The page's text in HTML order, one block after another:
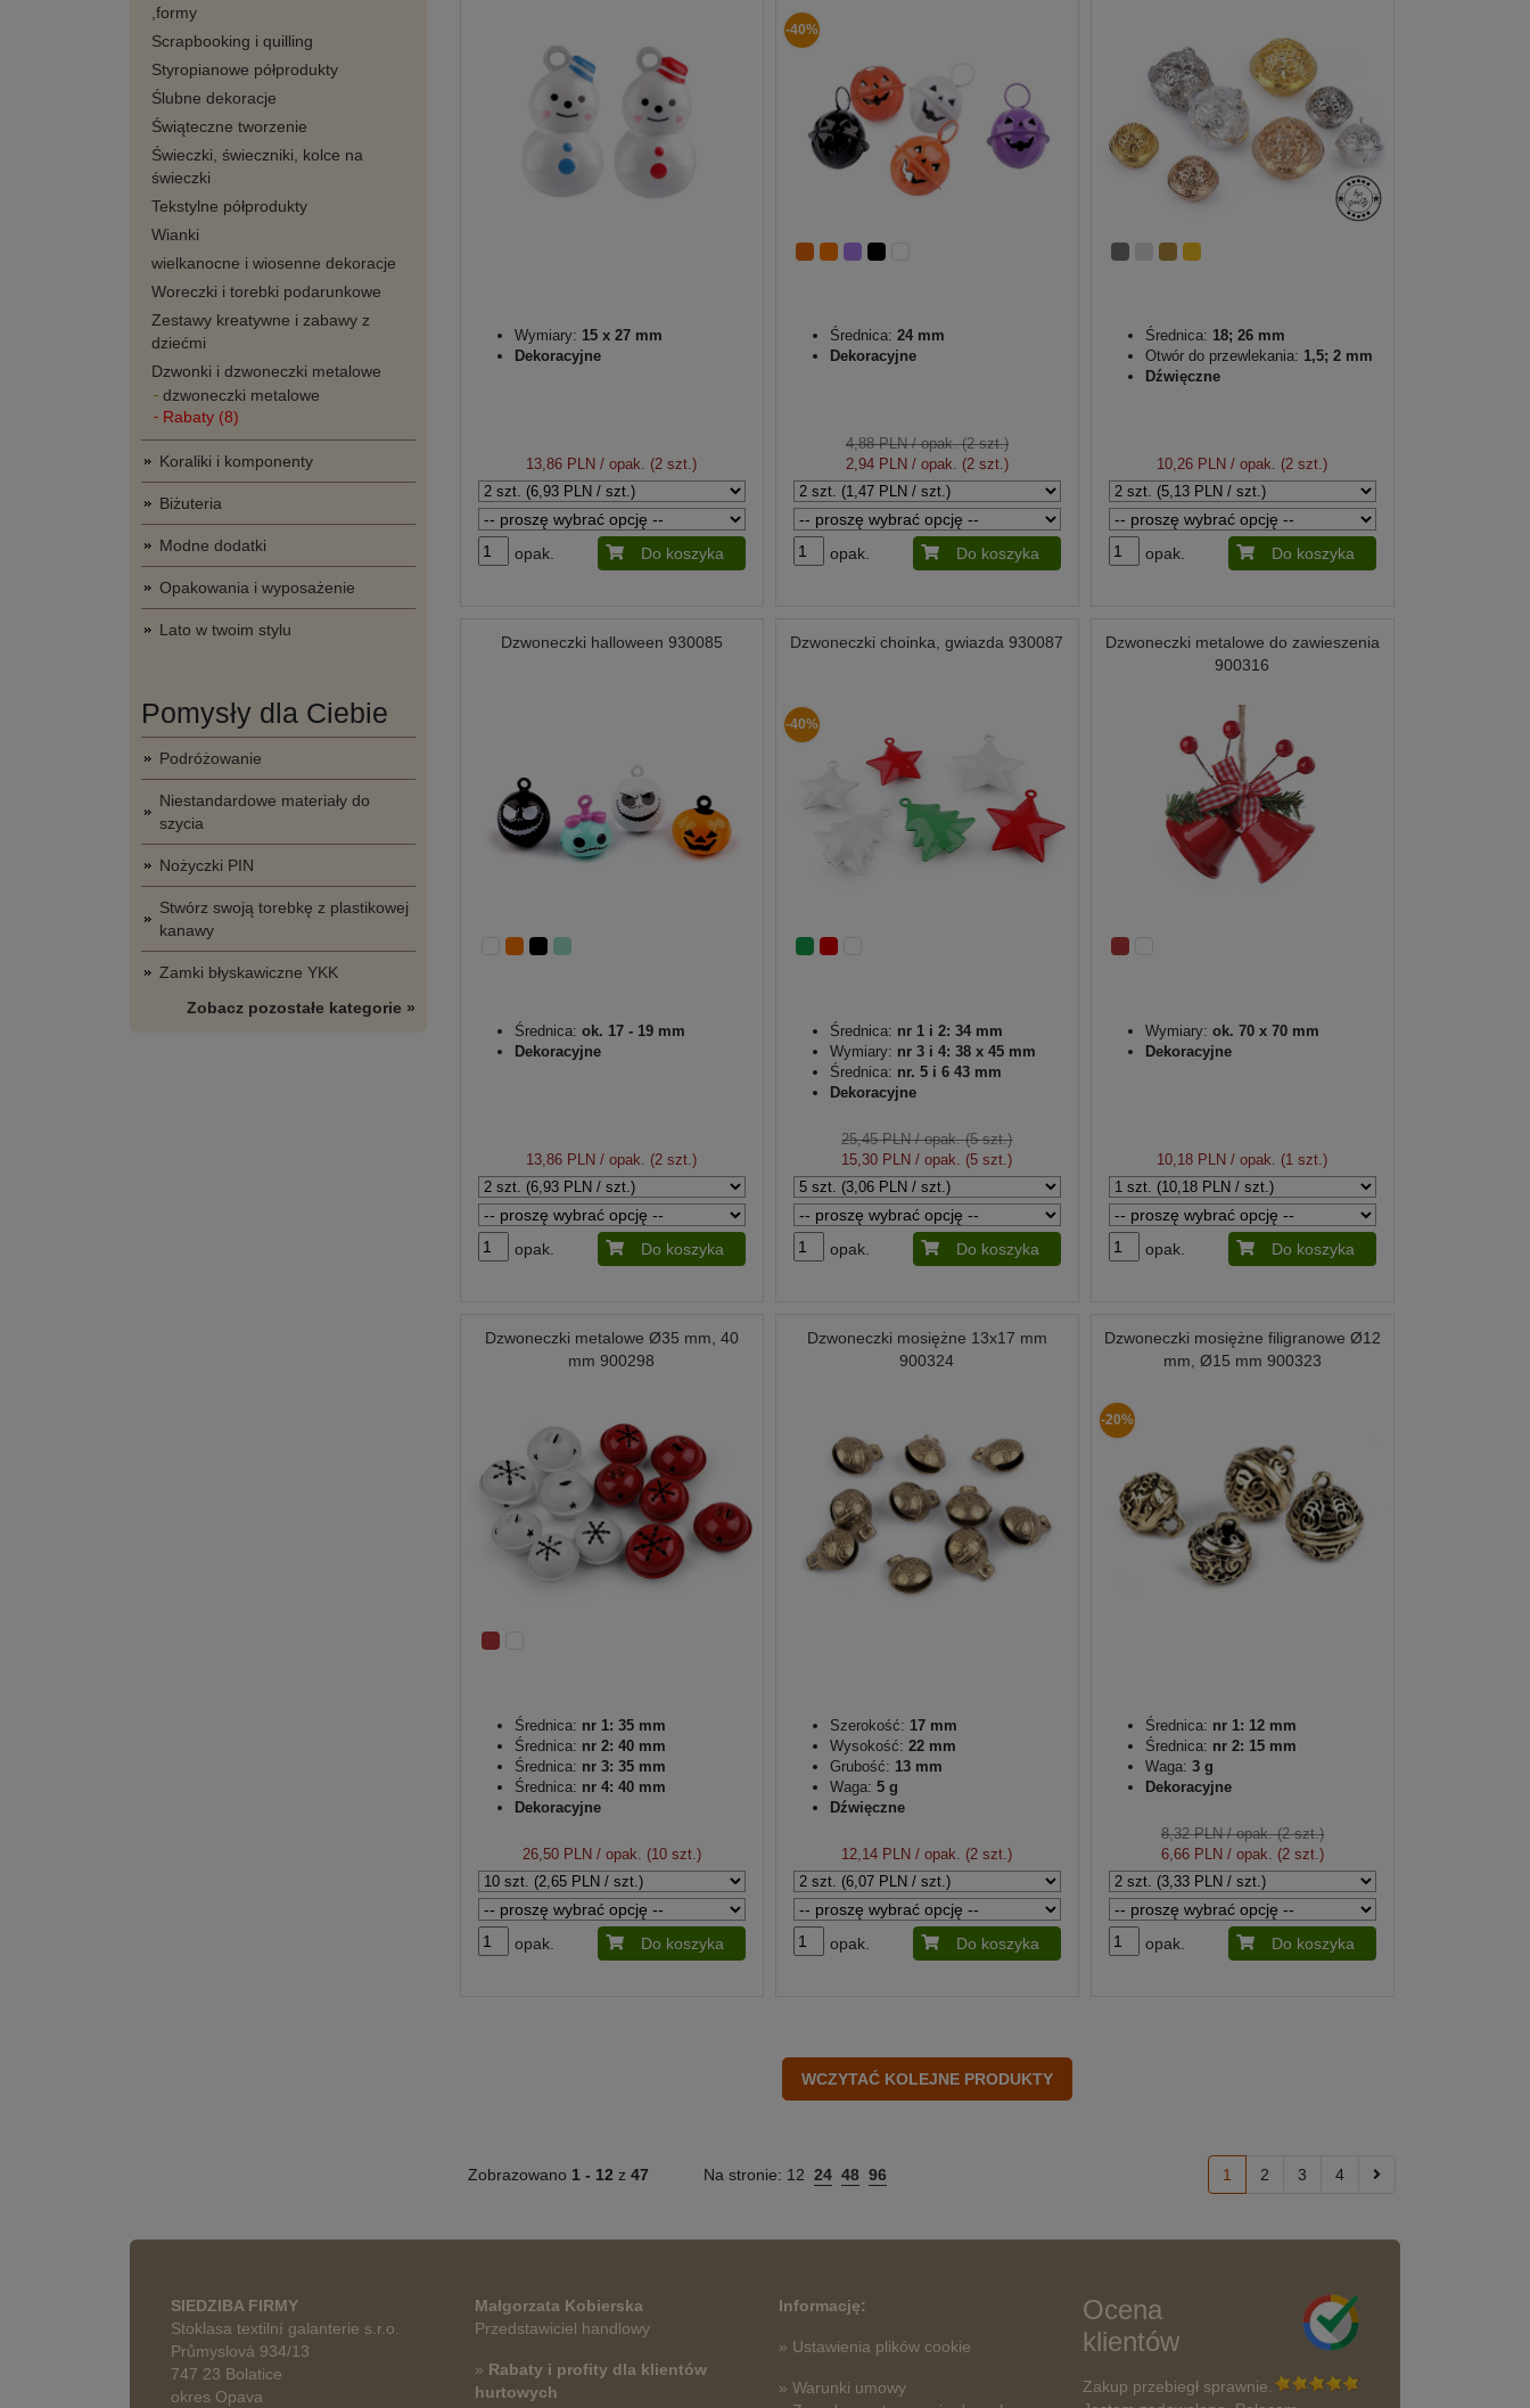
,formy
Scrapbooking i quilling
Styropianowe półprodukty
Ślubne dekoracje
Świąteczne tworzenie
Świeczki, świeczniki, kolce na
świeczki
Tekstylne półprodukty
Wianki
wielkanocne i wiosenne dekoracje
Woreczki i torebki podarunkowe
Zestawy kreatywne i zabawy z
dziećmi
Dzwonki i dzwoneczki metalowe
dzwoneczki metalowe
Rabaty (8)
Koraliki i komponenty
Biżuteria
Modne dodatki
Opakowania i wyposażenie
Lato w twoim stylu
Pomysły dla Ciebie
Podróżowanie
Niestandardowe materiały do
szycia
Nożyczki PIN
Stwórz swoją torebkę z plastikowej
kanawy
Zamki błyskawiczne YKK
Zobacz pozostałe kategorie »
Wymiary: 15 x 27 mm
Dekoracyjne
13,86 PLN / opak. (2 szt.)
opak. Do koszyka
-40%
Średnica: 24 mm
Dekoracyjne
4,88 PLN/ opak. (2 szt.)
2,94 PLN / opak. (2 szt.)
opak. Do koszyka
Średnica: 18; 26 mm
Otwór do przewlekania: 1,5; 2 mm
Dźwięczne
10,26 PLN / opak. (2 szt.)
opak. Do koszyka
Dzwoneczki halloween 930085
Średnica: ok. 17 - 19 mm
Dekoracyjne
13,86 PLN / opak. (2 szt.)
opak. Do koszyka
Dzwoneczki choinka, gwiazda 930087
-40%
Średnica: nr 1 i 2: 34 mm
Wymiary: nr 3 i 4: 38 x 45 mm
Średnica: nr. 5 i 6 43 mm
Dekoracyjne
25,45 PLN/ opak. (5 szt.)
15,30 PLN / opak. (5 szt.)
opak. Do koszyka
Dzwoneczki metalowe do zawieszenia
900316
Wymiary: ok. 70 x 70 mm
Dekoracyjne
10,18 PLN / opak. (1 szt.)
opak. Do koszyka
Dzwoneczki metalowe Ø35 mm, 40
mm 900298
Średnica: nr 1: 35 mm
Średnica: nr 2: 40 mm
Średnica: nr 3: 35 mm
Średnica: nr 4: 40 mm
Dekoracyjne
26,50 PLN / opak. (10 szt.)
opak. Do koszyka
Dzwoneczki mosiężne 13x17 mm
900324
Szerokość: 17 mm
Wysokość: 22 mm
Grubość: 13 mm
Waga: 5 g
Dźwięczne
12,14 PLN / opak. (2 szt.)
opak. Do koszyka
Dzwoneczki mosiężne filigranowe Ø12
mm, Ø15 mm 900323
-20%
Średnica: nr 1: 12 mm
Średnica: nr 2: 15 mm
Waga: 3 g
Dekoracyjne
8,32 PLN/ opak. (2 szt.)
6,66 PLN / opak. (2 szt.)
opak. Do koszyka
Zobrazowano 1 - 12 z 47 Na stronie: 12 24 48 96 1 2 3 4
SIEDZIBA FIRMY
Stoklasa textilní galanterie s.r.o.
Průmyslová 934/13
747 23 Bolatice
okres Opava
Małgorzata Kobierska
Przedstawiciel handlowy
» Rabaty i profity dla klientów
hurtowych
Informację:
» Ustawienia plików cookie
» Warunki umowy
Ocena
klientów
Zakup przebiegł sprawnie.